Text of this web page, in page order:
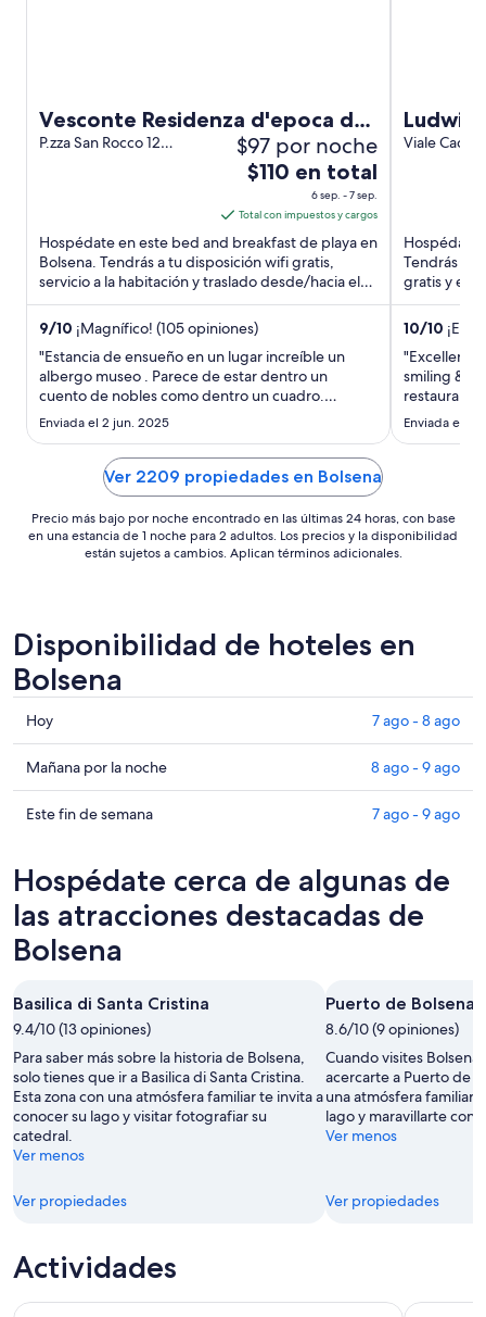
n
a
n
a
Vesconte Residenza d'epoca dal
1533
P.zza San Rocco 12
$97 por noche
El
es
de
$110
en
total
por
noche
del
6
al
7
sep
$110 en total
6 sep. - 7 sep.
Total con impuestos y cargos
Hospédate en este bed and breakfast de playa en
Bolsena. Tendrás a tu disposición wifi gratis,
servicio a la habitación y traslado desde/hacia el
aeropuerto. ...
9/10 ¡Magnífico! (105 opiniones)
"Estancia de ensueño en un lugar increíble un
albergo museo . Parece de estar dentro un
cuento de nobles como dentro un cuadro.
Ambiente romántico todas las habitaciones están
decoradas como originariamente al estilo
antiguo.cada mueble y detalle te lleva a época
con mucha historia viviendo como si ..."
Enviada el 2 jun. 2025
Ludwig
Viale
Hospédate
Tendrás a
gratis y
de
10/10
"Excellent
smiling &
restaurant!
Enviada el
Ver 2209 propiedades en Bolsena
Precio más bajo por noche encontrado en las últimas 24 horas, con base
en una estancia de 1 noche para 2 adultos. Los precios y la disponibilidad
están sujetos a cambios. Aplican términos adicionales.
Disponibilidad de hoteles en
Bolsena
Consultar
precios
en
Bolsena
para
ago
8
ago
Hoy 7 ago - 8 ago
Consultar
precios
en
mañana
la
noche,
ago
-
9
ago
Mañana por la noche 8 ago - 9 ago
Consultar
Bolsena
para
este
fin
semana,
7
ago
-
9
ago
Este fin de semana 7 ago - 9 ago
Hospédate cerca de algunas de
las atracciones destacadas de
Bolsena
Basilica di Santa Cristina
9.4/10 (13 opiniones)
Para saber más sobre la historia de Bolsena,
solo tienes que ir a Basilica di Santa Cristina.
Esta zona con una atmósfera familiar te invita a
conocer su lago y visitar fotografiar su
catedral.
Ver menos
Ver propiedades
Puerto de Bolsena
8.6/10 (9 opiniones)
Cuando visites
acercarte a Puerto de
una atmósfera familiar
lago y maravillarte con
Ver menos
Ver propiedades
Actividades
Experiencia en bicicleta eléctrica para grupos pequeños
Gran